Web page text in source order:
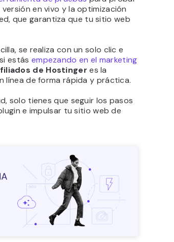
en vivo y la optimización
que garantiza que tu sitio web
se realiza con un solo clic e
estás empezando en el marketing
de Hostingeres la
línea de forma rápida y práctica.
solo tienes que seguir los pasos
e impulsar tu sitio web de